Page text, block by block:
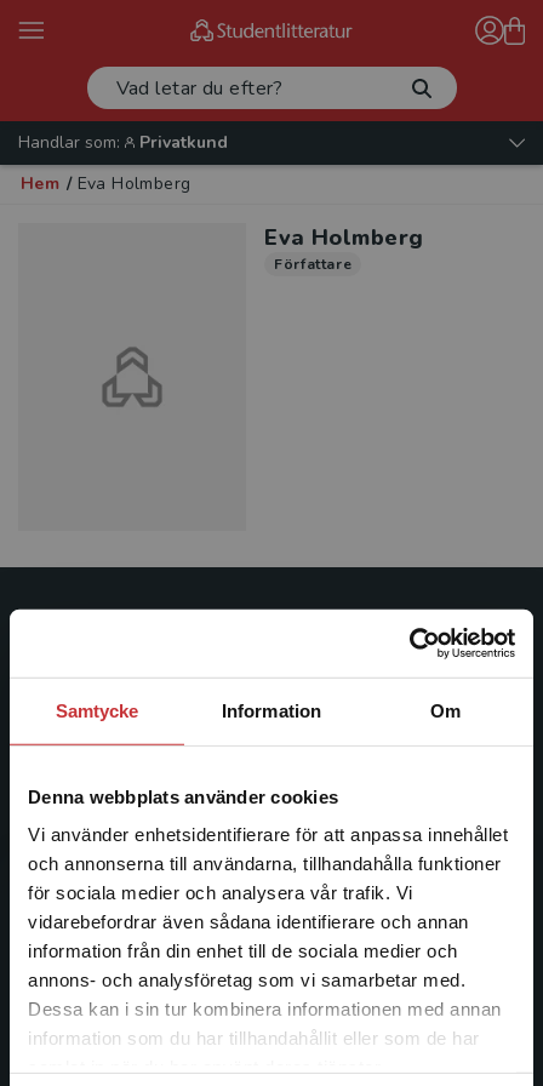
Samtycke Information Om
Denna webbplats använder cookies
Vi använder enhetsidentifierare för att anpassa innehållet
och annonserna till användarna, tillhandahålla funktioner
för sociala medier och analysera vår trafik. Vi
vidarebefordrar även sådana identifierare och annan
information från din enhet till de sociala medier och
annons- och analysföretag som vi samarbetar med.
Dessa kan i sin tur kombinera informationen med annan
information som du har tillhandahållit eller som de har
Begränsad fraktregion
Det verkar som att du besöker
studentlitteratur.se via en enhet utanför Sverige.
Handlar som:
Privatkund
Hem / Eva Holmberg
Eva Holmberg
Författare
Studentlitteratur grundades 1963 och är idag Sveriges
ledande utbildningsförlag. Med läromedel, kurslitteratur,
facklitteratur, utbildningar och digitala
längs hela kunskapsresan.
Kontakta oss
Kontakta oss
046-31 20 00
Postadress:
Box 141
221 00 Lund